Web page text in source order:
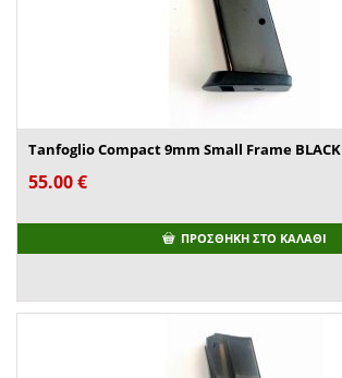
Tanfoglio Compact 9mm Small Frame BLACK
55.00€
ΠΡΟΣΘΉΚΗ ΣΤΟ ΚΑΛΆΘΙ